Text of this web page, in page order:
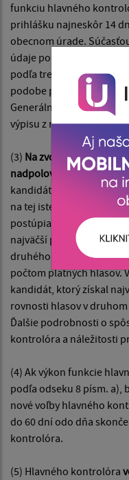
funkciu hlavného
prihlášku najneskôr 14
obecnom úrade.
údaje potrebné na
podľa tretej vety obec
podobe prostredníctvom
Generálnej prokuratúre
výpisu z registra trestov.
(3) Na zvolenie
nadpolovičnej väčšiny
kandidátov takú väčšinu
na tej istej schôdzi
postúpia dvaja
najväčší počet platných
druhého kola volieb
počtom platných hlasov.
kandidát, ktorý získal
rovnosti hlasov v
Ďalšie podrobnosti o
kontrolóra a náležitosti
(4) Ak výkon funkcie
podľa odseku 8 písm. a),
nové voľby hlavného
do 60 dní odo dňa
kontrolóra.
(5) Hlavného kontrolóra